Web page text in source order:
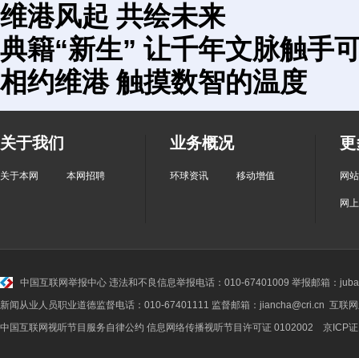
维港风起 共绘未来
典籍“新生” 让千年文脉触手
相约维港 触摸数智的温度
关于我们
关于本网 本网招聘
业务概况
环球资讯 移动增值 网
网
中国互联网举报中心 违法和不良信息举报电话：010-67401009 举报邮箱：
新闻从业人员职业道德监督电话：010-67401111 监督邮箱：jiancha@cri.cn 互联
中国互联网视听节目服务自律公约 信息网络传播视听节目许可证 0102002 京ICP